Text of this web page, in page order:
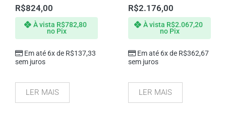
R$824,00
Em até 6x de R$137,33
sem juros
À vista R$782,80
no Pix
LER MAIS
R$2.176,00
Em até 6x de R$362,67
sem juros
À vista R$2.067,20
no Pix
LER MAIS